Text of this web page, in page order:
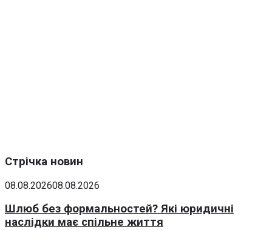
Стрічка новин
08.08.202608.08.2026
Шлюб без формальностей? Які юридичні
наслідки має спільне життя